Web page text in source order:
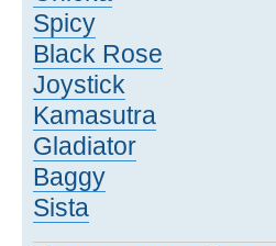
Spicy
Black Rose
Joystick
Kamasutra
Gladiator
Baggy
Sista